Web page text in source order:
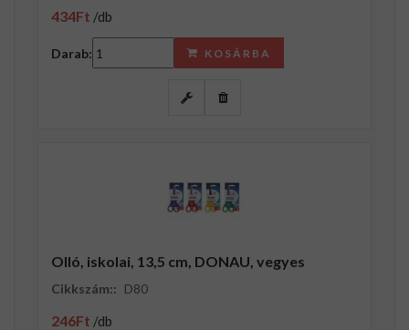
434Ft /db
Darab: KOSÁRBA
Olló, iskolai, 13,5 cm, DONAU, vegyes
Cikkszám:: D80
246Ft /db